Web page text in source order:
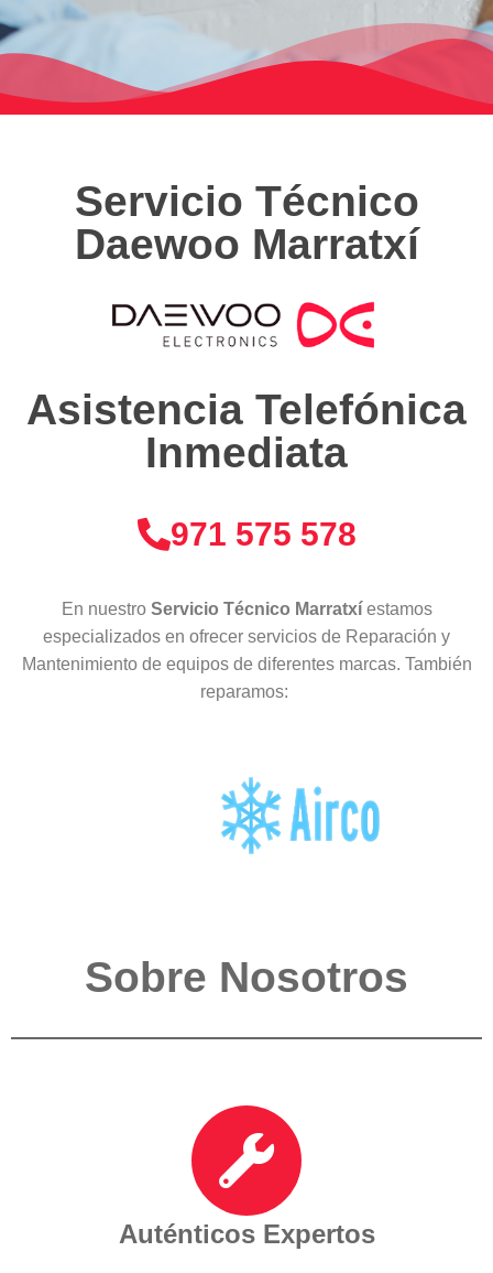
Servicio Técnico
Daewoo Marratxí
Asistencia Telefónica
Inmediata
971 575 578
En nuestro Servicio Técnico Marratxíestamos
especializados en ofrecer servicios de Reparación y
Mantenimiento de equipos de diferentes marcas. También
reparamos:
Sobre Nosotros
Auténticos Expertos